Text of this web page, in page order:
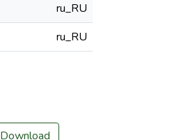
ru_RU
ru_RU
Download